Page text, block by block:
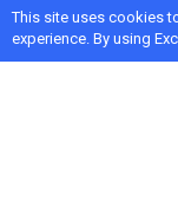
This site uses cookies
experience. By using